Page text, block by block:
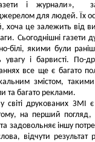
і журнали»,
для людей. Їх
хоча це залежить від
Сьогоднішні газети
білі, якими були
і барвисті. По-
все ще є багато
змістом,
та багато реклами.
друкованих ЗМІ є
на перший
задовольняє іншу
відчути результат